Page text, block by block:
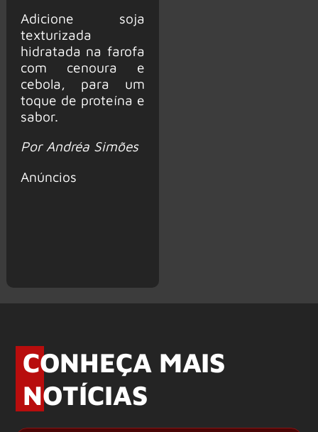
Adicione soja
texturizada
hidratada na farofa
com cenoura e
cebola, para um
toque de proteína e
sabor.
Por Andréa Simões
Anúncios
CONHEÇA MAIS
NOTÍCIAS